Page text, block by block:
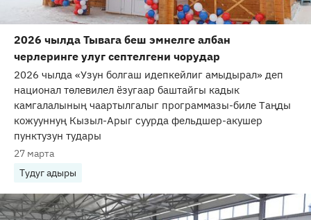
2026 чылда Тывага беш эмнелге албан
черлеринге улуг септелгени чорудар
2026 чылда «Узун болгаш идепкейлиг амыдырал» деп
национал төлевилел ёзугаар баштайгы кадык
камгалалының чаартылгалыг программазы-биле Таңды
кожууннуң Кызыл-Арыг суурда фельдшер-акушер
пунктузун тудары
27 марта
Тудуг адыры